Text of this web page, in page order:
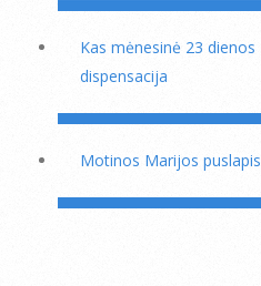
Kas mėnesinė 23 dienos
dispensacija
Motinos Marijos puslapis